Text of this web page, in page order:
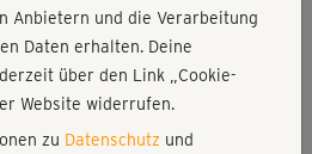
Anbietern und die Verarbeitung
Daten erhalten. Deine
über den Link „Cookie-
Website widerrufen.
zu Datenschutz und